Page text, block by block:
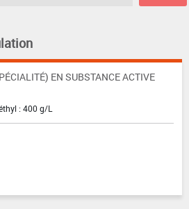
EN SUBSTANCE ACTIVE
: 400 g/L